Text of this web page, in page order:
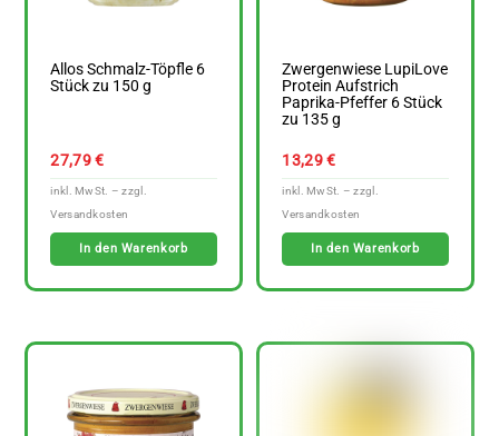
Allos Schmalz-Töpfle 6
Stück zu 150 g
27,79€
In den Warenkorb
Zwergenwiese LupiLove
Protein Aufstrich
Paprika-Pfeffer 6 Stück
zu 135 g
13,29€
In den Warenkorb